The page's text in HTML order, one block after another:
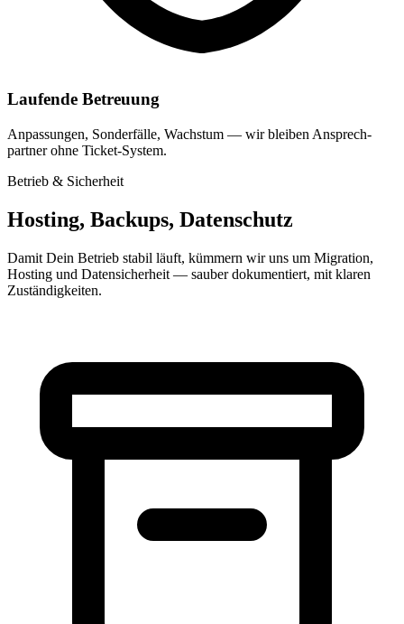
Laufende Betreuung
Anpassungen, Sonder­fälle, Wachstum — wir bleiben Ansprech­
partner ohne Ticket-System.
Betrieb & Sicherheit
Hosting, Backups, Datenschutz
Damit Dein Betrieb stabil läuft, kümmern wir uns um Migration,
Hosting und Datensicherheit — sauber dokumentiert, mit klaren
Zuständigkeiten.